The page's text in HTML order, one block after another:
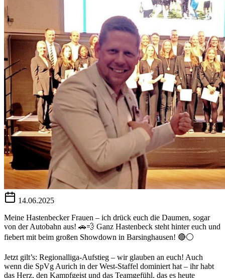
14.06.2025
Meine Hastenbecker Frauen – ich drück euch die Daumen, sogar
von der Autobahn aus! 🚗💨 Ganz Hastenbeck steht hinter euch und
fiebert mit beim großen Showdown in Barsinghausen! 🔴⚪️
Jetzt gilt’s: Regionalliga-Aufstieg – wir glauben an euch! Auch
wenn die SpVg Aurich in der West-Staffel dominiert hat – ihr habt
das Herz, den Kampfgeist und das Teamgefühl, das es heute